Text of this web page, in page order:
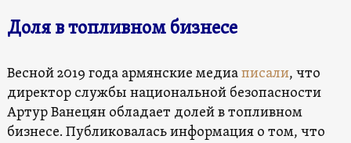
Доля в топливном бизнесе
Весной 2019 года армянские медиаписали, что
директор службы национальной безопасности
Артур Ванецян обладает долей в топливном
бизнесе. Публиковалась информация о том, что